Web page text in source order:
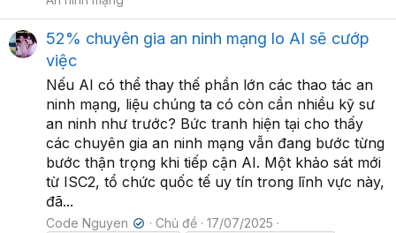
52% chuyên gia an ninh mạng lo AI sẽ cướp
việc
Nếu AI có thể thay thế phần lớn các thao tác an
ninh mạng, liệu chúng ta có còn cần nhiều kỹ sư
an ninh như trước? Bức tranh hiện tại cho thấy
các chuyên gia an ninh mạng vẫn đang bước từng
bước thận trọng khi tiếp cận AI. Một khảo sát mới
từ ISC2, tổ chức quốc tế uy tín trong lĩnh vực này,
đã...
Code Nguyen ✔ Chủ đề
17/07/2025